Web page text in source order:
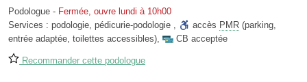
Podologue - Fermée, ouvre lundi à 10h00
Services : podologie, pédicurie-podologie , accès PMR (parking,
entrée adaptée, toilettes accessibles), CB acceptée
Recommander cette podologue